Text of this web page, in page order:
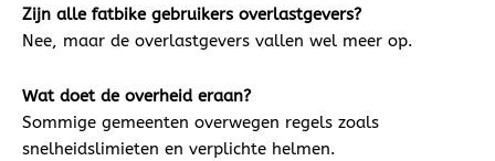
Zijn alle fatbike gebruikers overlastgevers?
Nee, maar de overlastgevers vallen wel meer op.
Wat doet de overheid eraan?
Sommige gemeenten overwegen regels zoals
snelheidslimieten en verplichte helmen.